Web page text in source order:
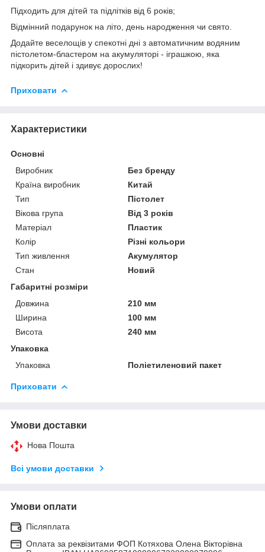
Підходить для дітей та підлітків від 6 років;
Відмінний подарунок на літо, день народження чи свято.
Додайте веселощів у спекотні дні з автоматичним водяним
пістолетом-бластером на акумуляторі - іграшкою, яка
підкорить дітей і здивує дорослих!
Приховати
Характеристики
Основні
Виробник
Без бренду
Країна виробник
Китай
Тип
Пістолет
Вікова група
Від 3 років
Матеріал
Пластик
Колір
Різні кольори
Тип живлення
Акумулятор
Стан
Новий
Габаритні розміри
Довжина
210 мм
Ширина
100 мм
Висота
240 мм
Упаковка
Упаковка
Поліетиленовий пакет
Приховати
Умови доставки
Нова Пошта
Всі умови доставки
Умови оплати
Післяплата
Оплата за реквізитами ФОП Котяхова Олена Вікторівна